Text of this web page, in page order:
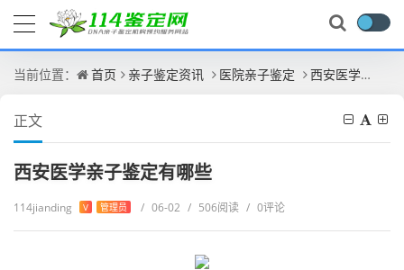
当前位置： 首页 亲子鉴定资讯 医院亲子鉴定 西安医学亲子鉴定有哪些
正文
西安医学亲子鉴定有哪些
114jianding V 管理员 / 06-02 / 506阅读 / 0评论